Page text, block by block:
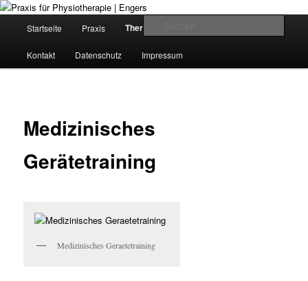
Zum
wechseln
Praxis für Physiotherapie | Engers
Krankengymnastik in Girod-Kleinholbach
p
Startseite Praxis Therapieangebote
Kontakt Datenschutz Impressum
Medizinisches
Gerätetraining
Medizinisches Geraetetraining